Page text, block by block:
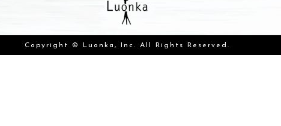
Copyright © Luonka, Inc. All Rights Reserved.